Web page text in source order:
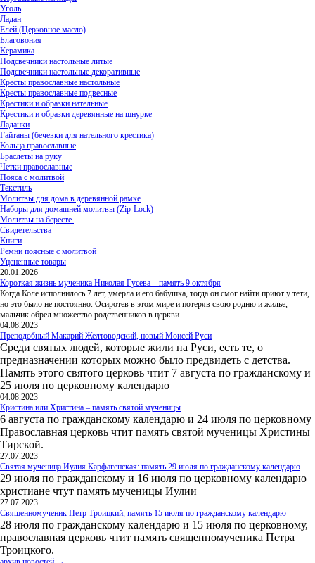
Уголь
Ладан
Елей (Церковное масло)
Благовония
Керамика
Подсвечники настольные литые
Подсвечники настольные декоративные
Кресты православные настольные
Кресты православные подвесные
Крестики и образки нательные
Крестики и образки деревянные на шнурке
Ладанки
Гайтаны (бечевки для нательного крестика)
Кольца православные
Браслеты на руку
Четки православные
Пояса с молитвой
Текстиль
Молитвы для дома в деревянной рамке
Наборы для домашней молитвы (Zip-Lock)
Молитвы на бересте.
Свидетельства
Книги
Ремни поясные с молитвой
Уцененные товары
20.01.2026
Короткая жизнь мученика Николая Гусева – память 9 октября
Когда Коле исполнилось 7 лет, умерла и его бабушка, тогда он смог найти приют у тети,
но это было не постоянно. Осиротев в этом мире и потеряв свою родню и жилье,
мальчик обрел множество родственников в церкви
04.08.2023
Преподобный Макарий Желтоводский, новый Моисей Руси
Среди святых людей, которые жили на Руси, есть те, о
предназначении которых можно было предвидеть с детства.
Память этого святого церковь чтит 7 августа по гражданскому и
25 июля по церковному календарю
04.08.2023
Кристина или Христина – память святой мученицы
6 августа по гражданскому календарю и 24 июля по церковному
Православная церковь чтит память святой мученицы Христины
Тирской.
27.07.2023
Святая мученица Иулия Карфагенская: память 29 июля по гражданскому календарю
29 июля по гражданскому и 16 июля по церковному календарю
христиане чтут память мученицы Иулии
27.07.2023
Священномученик Петр Троицкий, память 15 июля по гражданскому календарю
28 июля по гражданскому календарю и 15 июля по церковному,
православная церковь чтит память священномученика Петра
Троицкого.